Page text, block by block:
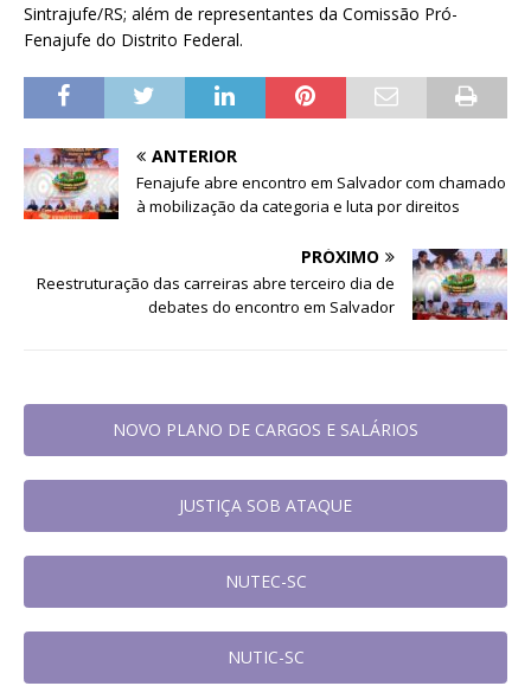
Sintrajufe/RS; além de representantes da Comissão Pró-
Fenajufe do Distrito Federal.
ANTERIOR
Fenajufe abre encontro em Salvador com chamado
à mobilização da categoria e luta por direitos
PRÓXIMO
Reestruturação das carreiras abre terceiro dia de
debates do encontro em Salvador
NOVO PLANO DE CARGOS E SALÁRIOS
JUSTIÇA SOB ATAQUE
NUTEC-SC
NUTIC-SC